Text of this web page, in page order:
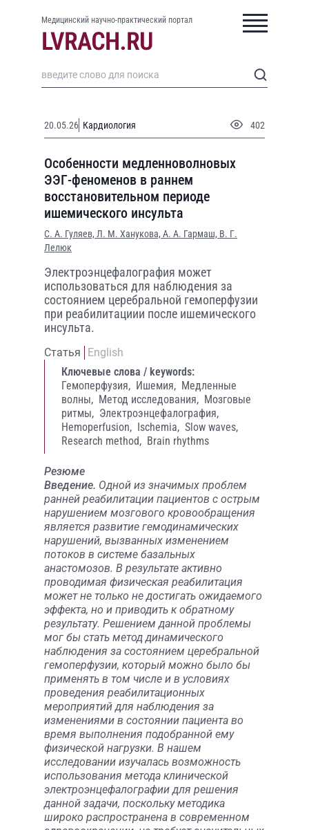
Медицинский научно-практический портал
20.05.26 Кардиология 402
Особенности медленноволновых
ЭЭГ-феноменов в раннем
восстановительном периоде
ишемического инсульта
С. А. Гуляев, Л. М. Ханукова, А. А. Гармаш, В. Г.
Лелюк
Электроэнцефалография может
использоваться для наблюдения за
состоянием церебральной гемоперфузии
при реабилитациии после ишемического
инсульта.
Статья
English
Ключевые слова / keywords:
Гемоперфузия, Ишемия, Медленные
волны, Метод исследования, Мозговые
ритмы, Электроэнцефалография,
Hemoperfusion, Ischemia, Slow waves,
Research method, Brain rhythms
Резюме
Введение. Одной из значимых проблем
ранней реабилитации пациентов с острым
нарушением мозгового кровообращения
является развитие гемодинамических
нарушений, вызванных изменением
потоков в системе базальных
анастомозов. В результате активно
проводимая физическая реабилитация
может не только не достигать ожидаемого
эффекта, но и приводить к обратному
результату. Решением данной проблемы
мог бы стать метод динамического
наблюдения за состоянием церебральной
гемоперфузии, который можно было бы
применять в том числе и в условиях
проведения реабилитационных
мероприятий для наблюдения за
изменениями в состоянии пациента во
время выполнения подобранной ему
физической нагрузки. В нашем
исследовании изучалась возможность
использования метода клинической
электроэнцефалографии для решения
данной задачи, поскольку методика
широко распространена в современном